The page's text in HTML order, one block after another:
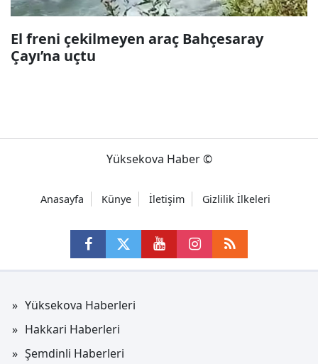
El freni çekilmeyen araç Bahçesaray
Çayı’na uçtu
Yüksekova Haber ©
Anasayfa Künye İletişim Gizlilik İlkeleri
Yüksekova Haberleri
Hakkari Haberleri
Şemdinli Haberleri